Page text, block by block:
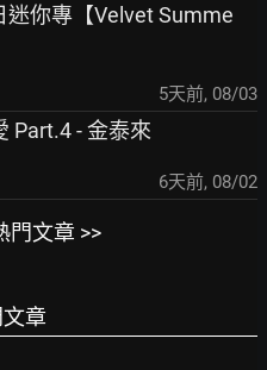
迷你專【Velvet Summe
5天前, 08/03
Part.4 - 金泰來
6天前, 08/02
門文章 >>
章